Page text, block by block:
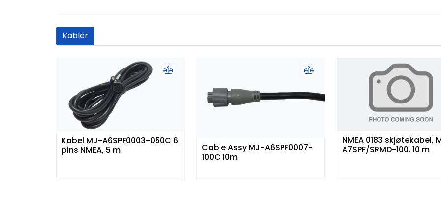
Kabler
Kabel MJ-A6SPF0003-050C 6
pins NMEA, 5 m
Cable Assy MJ-A6SPF0007-
100C 10m
NMEA 0183 skjøtekabel,
A7SPF/SRMD-100, 10 m